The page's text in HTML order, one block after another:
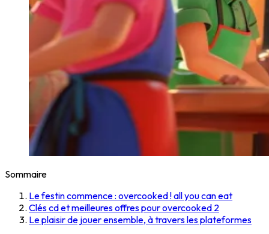
Sommaire
Le festin commence : overcooked ! all you can eat
Clés cd et meilleures offres pour overcooked 2
Le plaisir de jouer ensemble, à travers les plateformes